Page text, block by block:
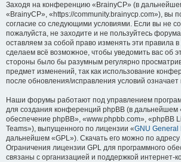
Заходя на конференцию «BrainyCP» (в
«BrainyCP», «https://community.brainycp.com»), вы
согласие со следующими условиями. Если вы не
пожалуйста, не заходите и не пользуйтесь
оставляем за собой право изменять эти правила
сделаем всё возможное, чтобы уведомить вас об
стороны было бы разумным регулярно
предмет изменений, так как использование
после обновления/исправления условий
Наши форумы работают под управлением
для создания конференций phpBB (в дальнейшем
обеспечение phpBB», «www.phpbb.com», «phpBB
Teams»), выпущенного по лицензии «GNU General
дальнейшем «GPL»). Скачать его можно по адресу
Ограничения лицензии GPL для программного
связаны с организацией и поддержкой интернет-